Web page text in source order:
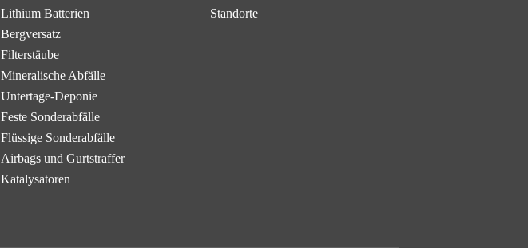
Lithium Batterien
Bergversatz
Filterstäube
Mineralische Abfälle
Untertage-Deponie
Feste Sonderabfälle
Flüssige Sonderabfälle
Airbags und Gurtstraffer
Katalysatoren
Standorte